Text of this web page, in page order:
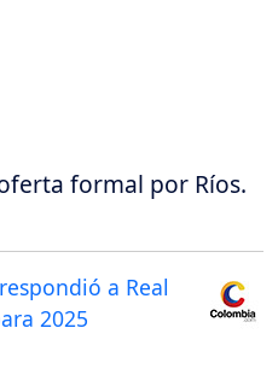
formal por Ríos.